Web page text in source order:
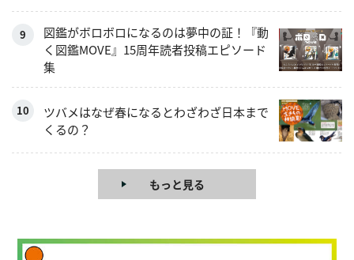
図鑑がボロボロになるのは夢中の証！『動
く図鑑MOVE』15周年読者投稿エピソード
集
ツバメはなぜ春になるとわざわざ日本まで
くるの？
もっと見る